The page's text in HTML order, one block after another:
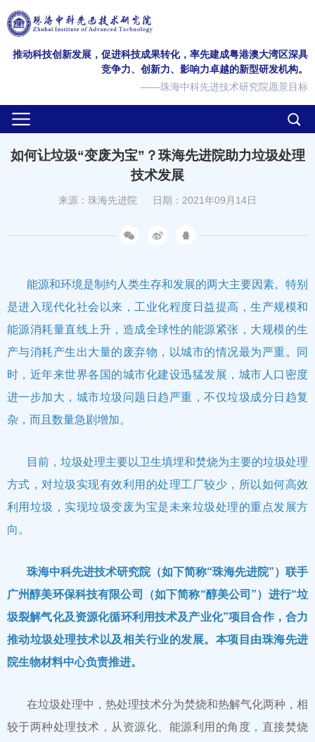
推动科技创新发展，促进科技成果转化，率先建成粤港澳大湾区深具
竞争力、创新力、影响力卓越的新型研发机构。
——珠海中科先进技术研究院愿景目标
如何让垃圾“变废为宝”？珠海先进院助力垃圾处理
技术发展
来源：珠海先进院 日期：2021年09月14日
能源和环境是制约人类生存和发展的两大主要因素。特别
是进入现代化社会以来，工业化程度日益提高，生产规模和
能源消耗量直线上升，造成全球性的能源紧张，大规模的生
产与消耗产生出大量的废弃物，以城市的情况最为严重。同
时，近年来世界各国的城市化建设迅猛发展，城市人口密度
进一步加大，城市垃圾问题日趋严重，不仅垃圾成分日趋复
杂，而且数量急剧增加。
目前，垃圾处理主要以卫生填埋和焚烧为主要的垃圾处理
方式，对垃圾实现有效利用的处理工厂较少，所以如何高效
利用垃圾，实现垃圾变废为宝是未来垃圾处理的重点发展方
向。
珠海中科先进技术研究院（如下简称“珠海先进院”）联手
广州醇美环保科技有限公司（如下简称“醇美公司”）进行“垃
圾裂解气化及资源化循环利用技术及产业化”项目合作，合力
推动垃圾处理技术以及相关行业的发展。本项目由珠海先进
院生物材料中心负责推进。
在垃圾处理中，热处理技术分为焚烧和热解气化两种，相
较于两种处理技术，从资源化、能源利用的角度，直接焚烧